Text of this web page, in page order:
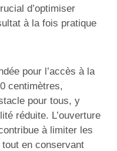
d’optimiser
à la fois pratique
pour l’accès à la
centimètres,
pour tous, y
réduite. L’ouverture
à limiter les
tout en conservant